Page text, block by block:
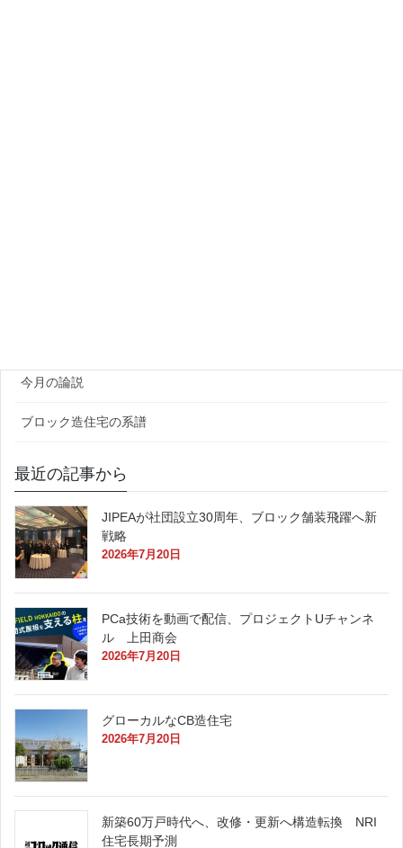
今月の論説
ブロック造住宅の系譜
最近の記事から
JIPEAが社団設立30周年、ブロック舗装飛躍へ新
戦略
2026年7月20日
PCa技術を動画で配信、プロジェクトUチャンネ
ル 上田商会
2026年7月20日
グローカルなCB造住宅
2026年7月20日
新築60万戸時代へ、改修・更新へ構造転換 NRI
住宅長期予測